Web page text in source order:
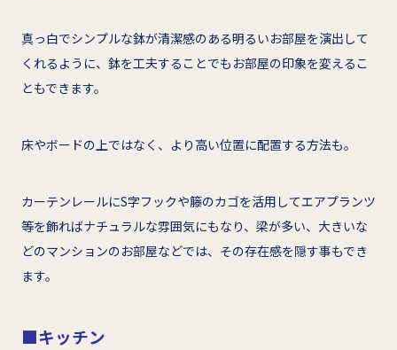
真っ白でシンプルな鉢が清潔感のある明るいお部屋を演出して
くれるように、鉢を工夫することでもお部屋の印象を変えるこ
ともできます。
床やボードの上ではなく、より高い位置に配置する方法も。
カーテンレールにS字フックや籐のカゴを活用してエアプランツ
等を飾ればナチュラルな雰囲気にもなり、梁が多い、大きいな
どのマンションのお部屋などでは、その存在感を隠す事もでき
ます。
■キッチン